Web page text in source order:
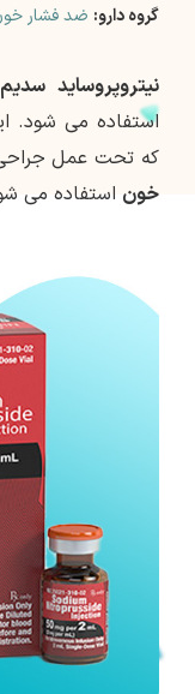
گروه دارو: ضد فشار
نیتروپروساید سدیم
استفاده می شود.
که تحت عمل جراحی
خون استفاده می